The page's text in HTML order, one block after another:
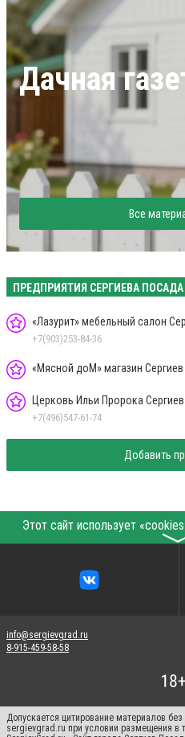
Дачная
Все
ПРЕДПРИЯТИЯ СЕРГИЕВА ПОСАДА
«Лазурит» мебельный салон
+7(903)253-84-36
«Мясной доМ» магазин
Церковь Ильи Пророка
+7(496)547-61-74
Добавить
info@sergievgrad.ru
8-915-459-58-58
Допускается цитирование материалов
sergievgrad.ru при условии размещения в